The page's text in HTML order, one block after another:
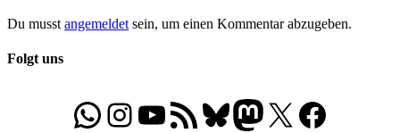
Du musst angemeldet sein, um einen Kommentar abzugeben.
Folgt uns
WhatsApp
Folgt uns auf Instagram
Besucht unseren YouTube-Kanal
RSS-FeedBluesky
Folgt uns auf Mastodon
X Folgt uns auf